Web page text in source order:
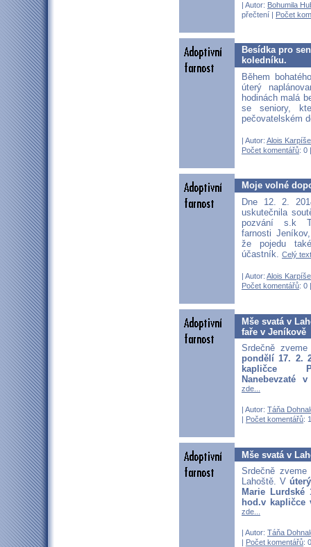
| Autor: Bohumila
přečtení | Počet
Besídka pro
koledníku.
Během
úterý
hodinách malá
se seniory,
pečovatelském
| Autor: Alois
Počet komentářů: 0
Moje volné
Dne 12. 2.
uskutečnila
pozvání s.k
farnosti
že pojedu
účastník. Celý
| Autor: Alois
Počet komentářů: 0
Mše svatá v
faře v Jeníkově
Srdečně
pondělí 17. 2.
kapličce
Nanebevzaté
zde...
| Autor: Táňa
Počet komentářů:
Mše svatá v
Srdečně
Lahoště. V
Marie Lurdské
hod.v kapličce
zde...
| Autor: Táňa
Počet komentářů: